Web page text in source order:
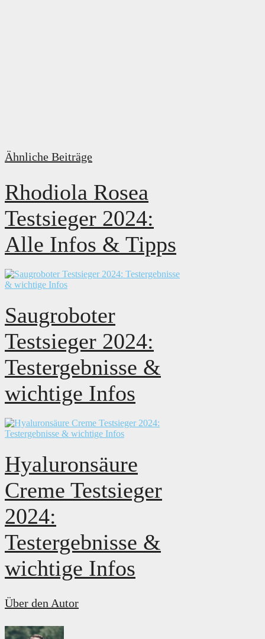
Ähnliche Beiträge
Rhodiola Rosea
Testsieger 2024:
Alle Infos & Tipps
Saugroboter
Testsieger 2024:
Testergebnisse &
wichtige Infos
Hyaluronsäure
Creme Testsieger
2024:
Testergebnisse &
wichtige Infos
Über den Autor